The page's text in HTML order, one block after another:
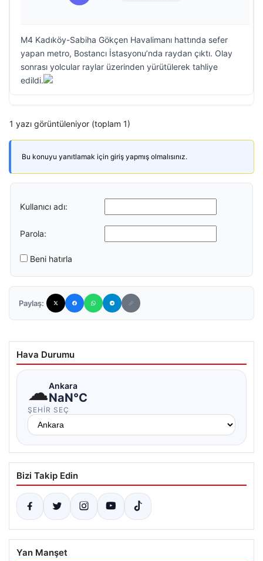
M4 Kadıköy-Sabiha Gökçen Havalimanı hattında sefer
yapan metro, Bostancı İstasyonu’nda raydan çıktı. Olay
sonrası yolcular raylar üzerinden yürütülerek tahliye
edildi.
1 yazı görüntüleniyor (toplam 1)
Bu konuyu yanıtlamak için giriş yapmış olmalısınız.
Kullanıcı adı:
Parola:
Beni hatırla
Paylaş:
Hava Durumu
☁Ankara
NaN°C
ŞEHIR SEÇ
Bizi Takip Edin
Yan Manşet